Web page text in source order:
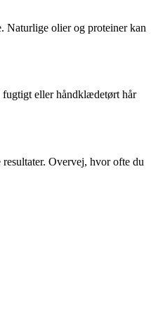
Naturlige olier og proteiner kan
fugtigt eller håndklædetørt hår
Overvej, hvor ofte du